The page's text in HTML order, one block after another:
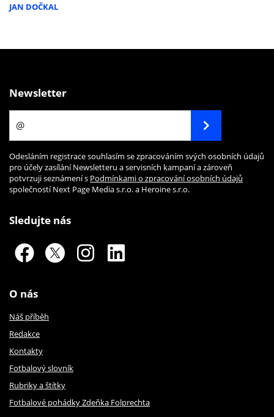
JAN DOČKAL
Newsletter
Odesláním registrace souhlasím se zpracováním svých osobních údajů
pro účely zasílání Newsletteru a servisních kampaní a zároveň
potvrzuji seznámení s Podmínkami o zpracování osobních údajů
společností Next Page Media s.r.o. a Heroine s.r.o.
Sledujte nás
O nás
Náš příběh
Redakce
Kontakty
Fotbalový slovník
Rubriky a štítky
Fotbalové pohádky Zdeňka Folprechta